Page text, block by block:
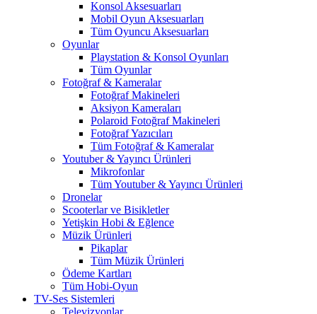
Konsol Aksesuarları
Mobil Oyun Aksesuarları
Tüm Oyuncu Aksesuarları
Oyunlar
Playstation & Konsol Oyunları
Tüm Oyunlar
Fotoğraf & Kameralar
Fotoğraf Makineleri
Aksiyon Kameraları
Polaroid Fotoğraf Makineleri
Fotoğraf Yazıcıları
Tüm Fotoğraf & Kameralar
Youtuber & Yayıncı Ürünleri
Mikrofonlar
Tüm Youtuber & Yayıncı Ürünleri
Dronelar
Scooterlar ve Bisikletler
Yetişkin Hobi & Eğlence
Müzik Ürünleri
Pikaplar
Tüm Müzik Ürünleri
Ödeme Kartları
Tüm Hobi-Oyun
TV-Ses Sistemleri
Televizyonlar